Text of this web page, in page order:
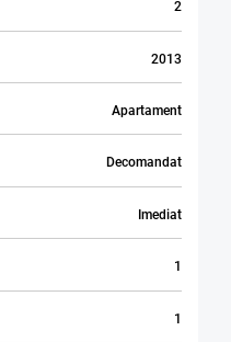
2
2013
Apartament
Decomandat
Imediat
1
1